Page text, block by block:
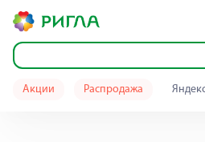
Акции Распродажа